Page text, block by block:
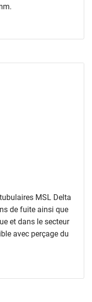
MSL Delta
de fuite ainsi que
et dans le secteur
avec perçage du